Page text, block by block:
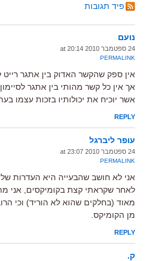
פיד תגובות
נועם
24 ספטמבר 2010 at 20:14
PERMALINK
אין ספק שהקשר האדוק בין אתגר רייט
אך אין כל קשר מהותי בין אתגר
אשר יוכיח את יכולותיו בזכות עצמו
REPLY
עופר ליברגל
24 ספטמבר 2010 at 23:07
PERMALINK
אני לא חושב שהבעייה היא העדרות של
לאחר שקראתי קצת בקומיקסים, אני
מאוד (בחלקים שהוא לא הוריד) וכי
מן הקומיקס.
REPLY
ק.